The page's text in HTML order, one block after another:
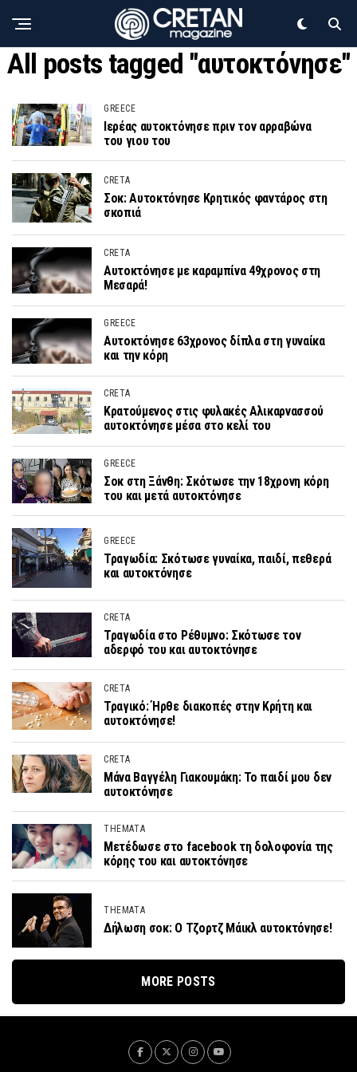
All posts tagged "αυτοκτόνησε"
GREECE
Ιερέας αυτοκτόνησε πριν τον αρραβώνα
του γιου του
CRETA
Σοκ: Αυτοκτόνησε Κρητικός φαντάρος στη
σκοπιά
CRETA
Αυτοκτόνησε με καραμπίνα 49χρονος στη
Μεσαρά!
GREECE
Αυτοκτόνησε 63χρονος δίπλα στη γυναίκα
και την κόρη
CRETA
Κρατούμενος στις φυλακές Αλικαρνασσού
αυτοκτόνησε μέσα στο κελί του
GREECE
Σοκ στη Ξάνθη: Σκότωσε την 18χρονη κόρη
του και μετά αυτοκτόνησε
GREECE
Τραγωδία: Σκότωσε γυναίκα, παιδί, πεθερά
και αυτοκτόνησε
CRETA
Τραγωδία στο Ρέθυμνο: Σκότωσε τον
αδερφό του και αυτοκτόνησε
CRETA
Τραγικό: Ήρθε διακοπές στην Κρήτη και
αυτοκτόνησε!
CRETA
Μάνα Βαγγέλη Γιακουμάκη: Το παιδί μου δεν
αυτοκτόνησε
THEMATA
Μετέδωσε στο facebook τη δολοφονία της
κόρης του και αυτοκτόνησε
THEMATA
Δήλωση σοκ: Ο Τζορτζ Μάικλ αυτοκτόνησε!
MORE POSTS